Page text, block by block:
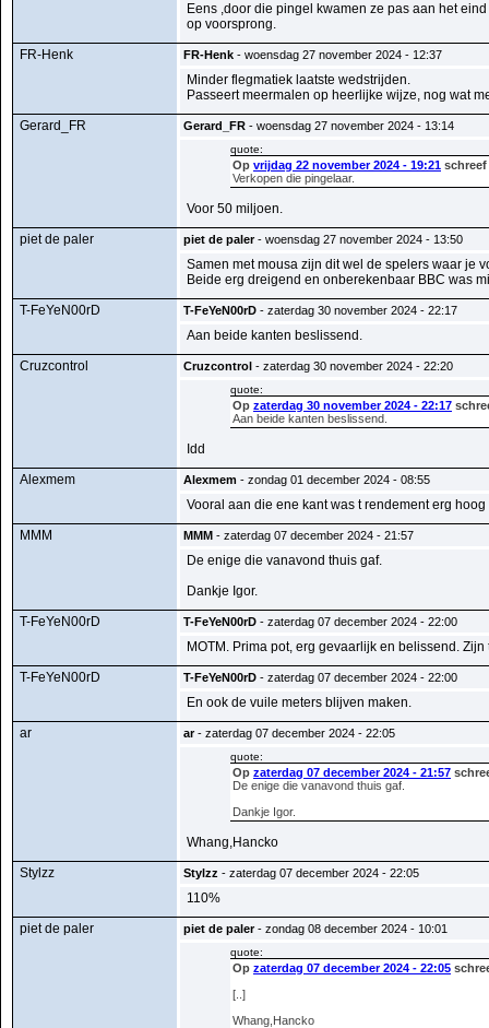
Eens ,door die pingel kwamen ze pas aan het
op voorsprong.
FR-Henk
FR-Henk - woensdag 27 november 2024 - 12:37
Minder flegmatiek laatste wedstrijden.
Passeert meermalen op heerlijke wijze, nog wat
Gerard_FR
Gerard_FR - woensdag 27 november 2024 - 13:14
quote:
Op vrijdag 22 november 2024 - 19:21
Verkopen die pingelaar.
Voor 50 miljoen.
piet de paler
piet de paler- woensdag 27 november 2024 - 13:50
Samen met mousa zijn dit wel de spelers waar je
Beide erg dreigend en onberekenbaar BBC was
T-FeYeN00rD
T-FeYeN00rD - zaterdag 30 november 2024 - 22:17
Aan beide kanten beslissend.
Cruzcontrol
Cruzcontrol - zaterdag 30 november 2024 - 22:20
quote:
Op zaterdag 30 november 2024 - 22:17
Aan beide kanten beslissend.
Idd
Alexmem
Alexmem - zondag 01 december 2024 - 08:55
Vooral aan die ene kant was t rendement erg
MMM
MMM - zaterdag 07 december 2024 - 21:57
De enige die vanavond thuis gaf.
Dankje Igor.
T-FeYeN00rD
T-FeYeN00rD - zaterdag 07 december 2024 - 22:00
MOTM. Prima pot, erg gevaarlijk en belissend.
T-FeYeN00rD
T-FeYeN00rD - zaterdag 07 december 2024 - 22:00
En ook de vuile meters blijven maken.
ar
ar- zaterdag 07 december 2024 - 22:05
quote:
Op zaterdag 07 december 2024 - 21:57
De enige die vanavond thuis gaf.
Dankje Igor.
Whang,Hancko
Stylzz
Stylzz - zaterdag 07 december 2024 - 22:05
110%
piet de paler
piet de paler- zondag 08 december 2024 - 10:01
quote:
Op zaterdag 07 december 2024 - 22:05
[..]
Whang,Hancko